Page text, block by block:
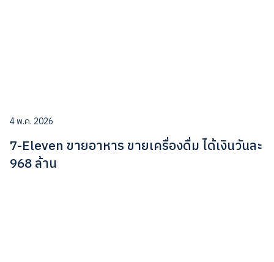
4 พ.ค. 2026
7-Eleven ขายอาหาร ขายเครื่องดื่ม ได้เงินวันละ
968 ล้าน